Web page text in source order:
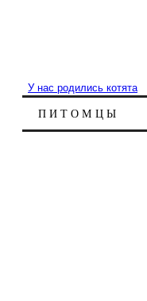
У нас родились котята
ПИТОМЦЫ